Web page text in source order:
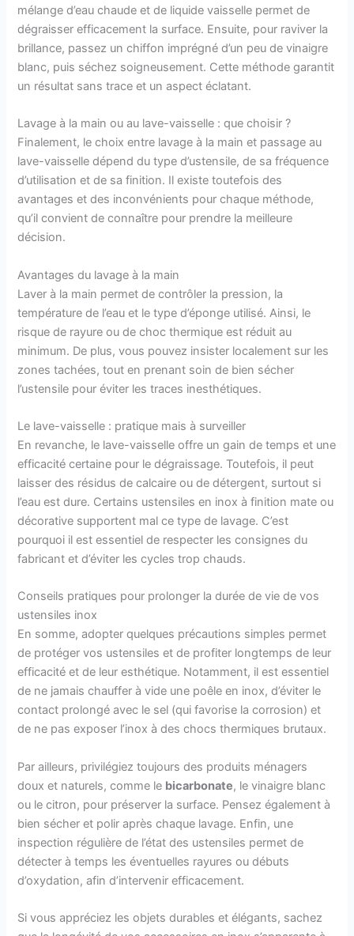
mélange d’eau chaude et de liquide vaisselle permet de
dégraisser efficacement la surface. Ensuite, pour raviver la
brillance, passez un chiffon imprégné d’un peu de vinaigre
blanc, puis séchez soigneusement. Cette méthode garantit
un résultat sans trace et un aspect éclatant.
Lavage à la main ou au lave-vaisselle : que choisir ?
Finalement, le choix entre lavage à la main et passage au
lave-vaisselle dépend du type d’ustensile, de sa fréquence
d’utilisation et de sa finition. Il existe toutefois des
avantages et des inconvénients pour chaque méthode,
qu’il convient de connaître pour prendre la meilleure
décision.
Avantages du lavage à la main
Laver à la main permet de contrôler la pression, la
température de l’eau et le type d’éponge utilisé. Ainsi, le
risque de rayure ou de choc thermique est réduit au
minimum. De plus, vous pouvez insister localement sur les
zones tachées, tout en prenant soin de bien sécher
l’ustensile pour éviter les traces inesthétiques.
Le lave-vaisselle : pratique mais à surveiller
En revanche, le lave-vaisselle offre un gain de temps et une
efficacité certaine pour le dégraissage. Toutefois, il peut
laisser des résidus de calcaire ou de détergent, surtout si
l’eau est dure. Certains ustensiles en inox à finition mate ou
décorative supportent mal ce type de lavage. C’est
pourquoi il est essentiel de respecter les consignes du
fabricant et d’éviter les cycles trop chauds.
Conseils pratiques pour prolonger la durée de vie de vos
ustensiles inox
En somme, adopter quelques précautions simples permet
de protéger vos ustensiles et de profiter longtemps de leur
efficacité et de leur esthétique. Notamment, il est essentiel
de ne jamais chauffer à vide une poêle en inox, d’éviter le
contact prolongé avec le sel (qui favorise la corrosion) et
de ne pas exposer l’inox à des chocs thermiques brutaux.
Par ailleurs, privilégiez toujours des produits ménagers
doux et naturels, comme le bicarbonate, le vinaigre blanc
ou le citron, pour préserver la surface. Pensez également à
bien sécher et polir après chaque lavage. Enfin, une
inspection régulière de l’état des ustensiles permet de
détecter à temps les éventuelles rayures ou débuts
d’oxydation, afin d’intervenir efficacement.
Si vous appréciez les objets durables et élégants, sachez